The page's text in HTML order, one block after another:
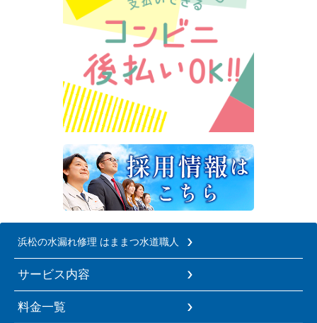
浜松の水漏れ修理 はままつ水道職人
サービス内容
料金一覧